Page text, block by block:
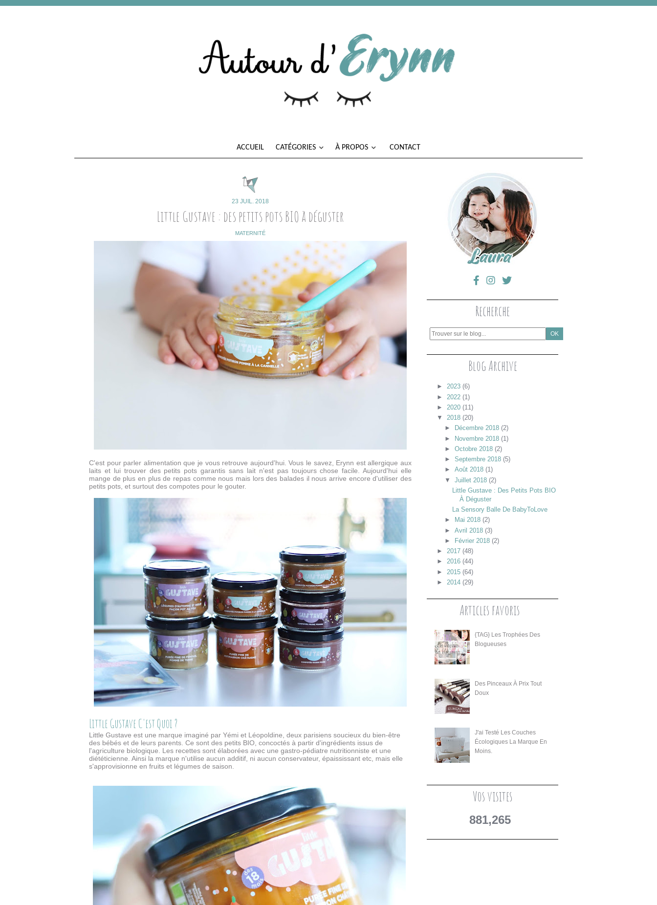
ACCUEIL CATÉGORIES À PROPOS CONTACT
23 JUIL. 2018
Little Gustave : des petits pots BIO à déguster
MATERNITÉ
C'est pour parler alimentation que je vous retrouve aujourd'hui. Vous le savez, Erynn est allergique aux
laits et lui trouver des petits pots garantis sans lait n'est pas toujours chose facile. Aujourd'hui elle
mange de plus en plus de repas comme nous mais lors des balades il nous arrive encore d'utiliser des
petits pots, et surtout des compotes pour le gouter.
Little Gustave C'est Quoi ?
Little Gustave est une marque imaginé par Yémi et Léopoldine, deux parisiens soucieux du bien-être
des bébés et de leurs parents . Ce sont des petits BIO, concoctés à partir d'ingrédients issus de
l'agriculture biologique. Les recettes sont élaborées avec une gastro-pédiatre nutritionniste et une
diététicienne. Ainsi la marque n'utilise aucun additif, ni aucun conservateur, épaississant etc, mais elle
s'approvisionne en fruits et légumes de saison.
Recherche
Blog Archive
► 2023 (6)
► 2022 (1)
► 2020 (11)
▼
2018 (20)
►
Décembre 2018 (2)
► Novembre 2018 (1)
► Octobre 2018 (2)
► Septembre 2018 (5)
► Août 2018 (1)
▼
Juillet 2018 (2)
Little Gustave : Des Petits Pots BIO
À Déguster
La Sensory Balle De BabyToLove
►
Mai 2018 (2)
► Avril 2018 (3)
►
Février 2018 (2)
► 2017 (48)
► 2016 (44)
► 2015 (64)
► 2014 (29)
Articles favoris
{TAG} Les Trophées Des
Blogueuses
Des Pinceaux À Prix Tout
Doux
J'ai Testé Les Couches
Écologiques La Marque En
Moins.
Vos visites
881,265